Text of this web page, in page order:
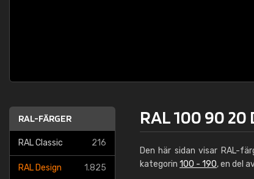
RAL-FÄRGER
RAL Classic 216
RAL Design 1.825
RAL 100 90
Den här sidan visar RAL-
kategorin 100 - 190, en del